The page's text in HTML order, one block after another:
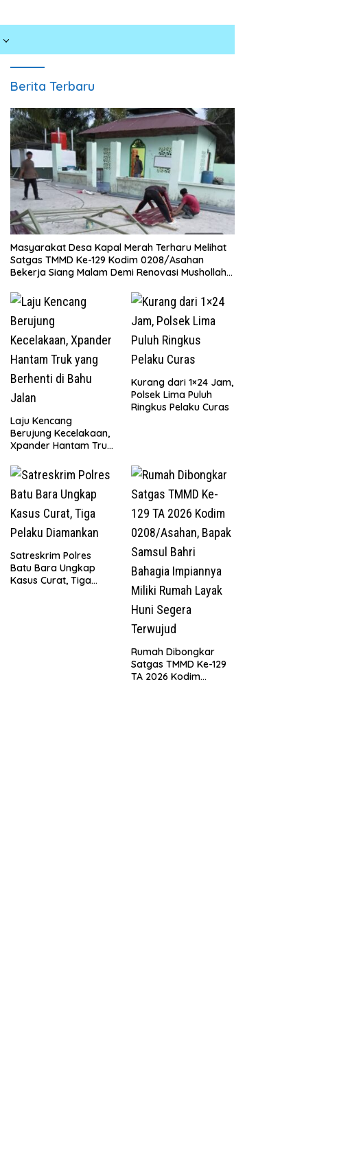
Berita Terbaru
Masyarakat Desa Kapal Merah Terharu Melihat
Satgas TMMD Ke-129 Kodim 0208/Asahan
Bekerja Siang Malam Demi Renovasi Mushollah
Laju Kencang
Berujung Kecelakaan,
Xpander Hantam Truk
Jalan
Kurang dari 1×24 Jam,
Polsek Lima Puluh
Ringkus Pelaku Curas
Satreskrim Polres
Batu Bara Ungkap
Kasus Curat, Tiga
Rumah Dibongkar
Satgas TMMD Ke-129
TA 2026 Kodim